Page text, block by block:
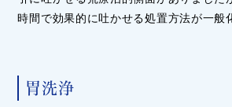
時間で効果的に吐かせる処置方法が一般
胃洗浄